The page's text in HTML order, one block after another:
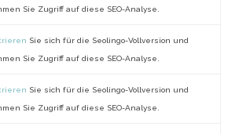
Sie Zugriff auf diese SEO-Analyse.
Sie sich für die Seolingo-Vollversion und
Sie Zugriff auf diese SEO-Analyse.
Sie sich für die Seolingo-Vollversion und
Sie Zugriff auf diese SEO-Analyse.